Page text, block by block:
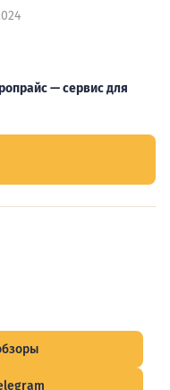
— сервис для